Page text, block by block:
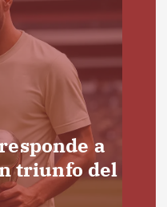
a
triunfo del